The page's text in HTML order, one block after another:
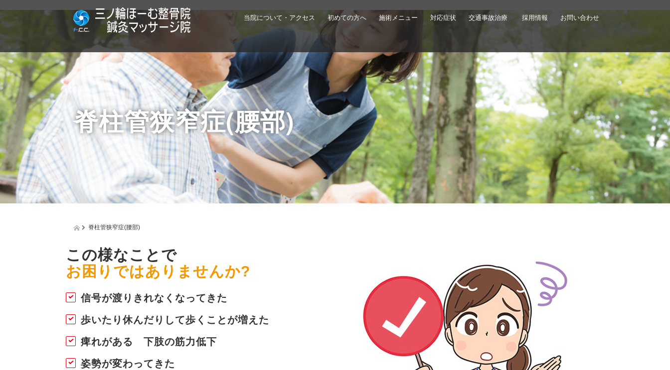
当院について・アクセス 初めての方へ 施術メニュー 対応症状 交通事故治療 採用情報 お問い合わせ
脊柱管狭窄症(腰部)
脊柱管狭窄症(腰部)
この様なことで
お困りではありませんか?
信号が渡りきれなくなってきた
歩いたり休んだりして歩くことが増えた
痺れがある 下肢の筋力低下
姿勢が変わってきた